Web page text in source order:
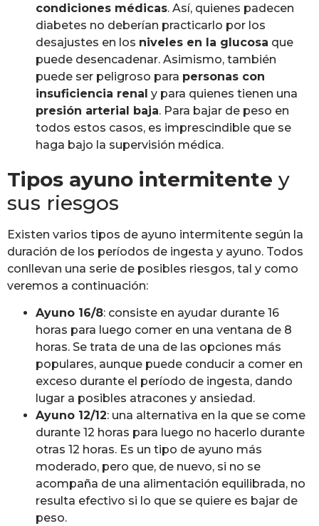
condiciones médicas. Así, quienes padecen
diabetes no deberían practicarlo por los
desajustes en los niveles en la glucosa que
puede desencadenar. Asimismo, también
puede ser peligroso para personas con
insuficiencia renal y para quienes tienen una
presión arterial baja. Para bajar de peso en
todos estos casos, es imprescindible que se
haga bajo la supervisión médica.
Tipos ayuno intermitente y
sus riesgos
Existen varios tipos de ayuno intermitente según la
duración de los períodos de ingesta y ayuno. Todos
conllevan una serie de posibles riesgos, tal y como
veremos a continuación:
Ayuno 16/8: consiste en ayudar durante 16
horas para luego comer en una ventana de 8
horas. Se trata de una de las opciones más
populares, aunque puede conducir a comer en
exceso durante el período de ingesta, dando
lugar a posibles atracones y ansiedad.
Ayuno 12/12: una alternativa en la que se come
durante 12 horas para luego no hacerlo durante
otras 12 horas. Es un tipo de ayuno más
moderado, pero que, de nuevo, si no se
acompaña de una alimentación equilibrada, no
resulta efectivo si lo que se quiere es bajar de
peso.